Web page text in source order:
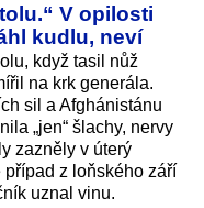
V opilosti
kudlu, neví
když tasil nůž
na krk generála.
sil a Afghánistánu
„jen“ šlachy, nervy
zazněly v úterý
případ z loňského září
uznal vinu.